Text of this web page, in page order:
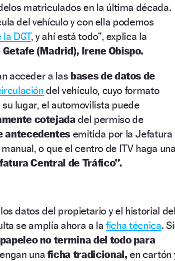
matriculados en la última década.
del vehículo y con ella podemos
DGT, y ahí está todo”, explica la
(Madrid), Irene Obispo.
acceder a las bases de datos de
del vehículo, cuyo formato
lugar, el automovilista puede
cotejada del permiso de
antecedentesemitida por la Jefatura
o que el centro de ITV haga una
Central de Tráfico”.
datos del propietario y el historial del
se amplía ahora a laficha técnica.
no termina del todo para
unaficha tradicional,en cartón